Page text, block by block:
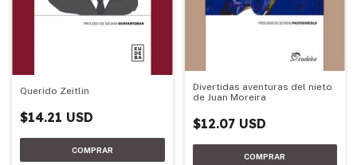
Querido Zeitlin
$14.21 USD
Divertidas aventuras del nieto
de Juan Moreira
$12.07 USD